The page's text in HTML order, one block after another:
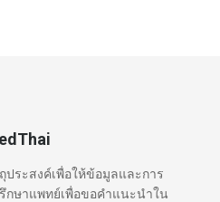
ประสงค์เพื่อให้ข้อมูลและการ
กษาแพทย์เพื่อขอคำแนะนำใน